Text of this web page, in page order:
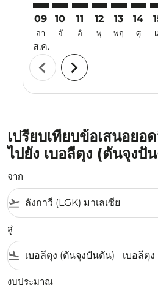
09
อา
ส.ค.
10
จั
11
อั
12
พุ
13
พฤ
14
ศุ
chevron_left chevron_right
เปรียบเทียบข้อเสนอยอ
ไปยัง เบอลีตุง (ตันจุงปั
จาก
flight_takeoff
สู่
flight_land
งบประมาณ